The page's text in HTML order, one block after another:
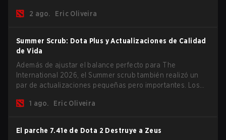
este año.
2 ago. Eric Oliveira
Summer Scrub: Dota Plus y Actualizaciones de Calidad
de Vida
Además de ajustar el balance perfecto para The
International 2026, el Summer scrub también realizó un
par de actualizaciones pequeñas pero importantes. Los
de desglose post-partida y ahora todos los jugadores
1 ago. Eric Oliveira
El parche 7.41e de Dota 2 Destruye a Zeus